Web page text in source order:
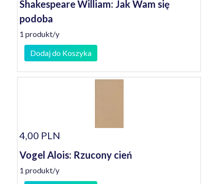
Shakespeare William: Jak Wam się
podoba
1 produkt/y
Dodaj do Koszyka
4,00 PLN
Vogel Alois: Rzucony cień
1 produkt/y